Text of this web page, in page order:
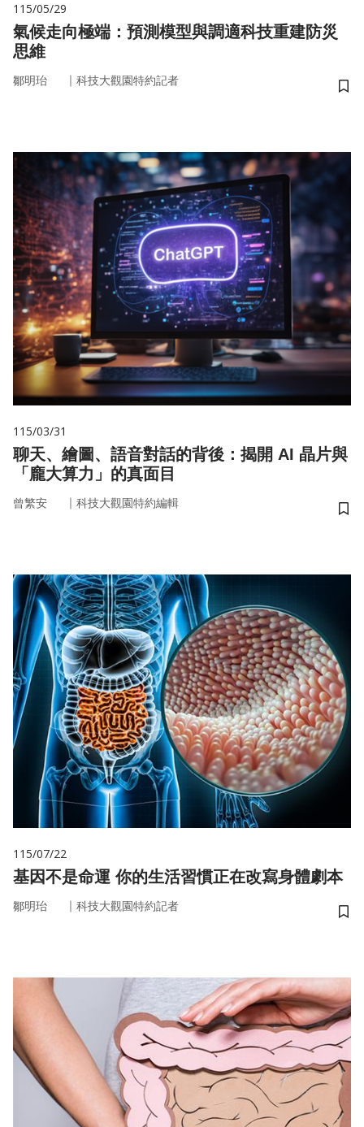
115/05/29
氣候走向極端：預測模型與調適科技重建防災
思維
鄒明珆 ｜ 科技大觀園特約記者
儲
115/03/31
聊天、繪圖、語音對話的背後：揭開 AI 晶片與
「龐大算力」的真面目
曾繁安 ｜ 科技大觀園特約編輯
儲
115/07/22
基因不是命運 你的生活習慣正在改寫身體劇本
鄒明珆 ｜ 科技大觀園特約記者
儲